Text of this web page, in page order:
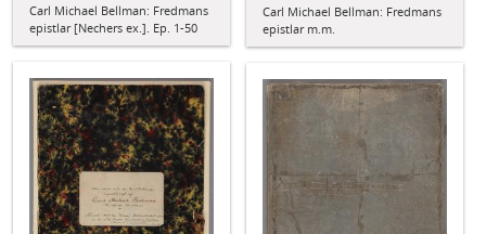
Carl Michael Bellman: Fredmans
epistlar m.m.
Carl Michael Bellman: Fredmans
epistlar [Nechers ex.]. Ep. 1-50